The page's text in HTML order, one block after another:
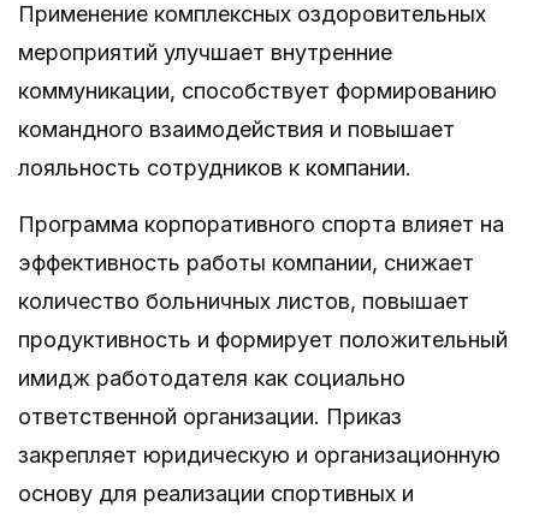
Применение комплексных оздоровительных
мероприятий улучшает внутренние
коммуникации, способствует формированию
командного взаимодействия и повышает
лояльность сотрудников к компании.
Программа корпоративного спорта влияет на
эффективность работы компании, снижает
количество больничных листов, повышает
продуктивность и формирует положительный
имидж работодателя как социально
ответственной организации. Приказ
закрепляет юридическую и организационную
основу для реализации спортивных и